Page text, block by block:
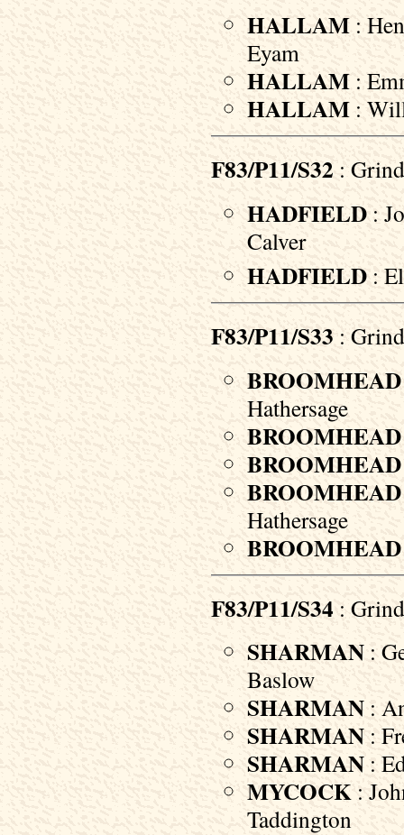
HALLAM :
Eyam
HALLAM :
HALLAM :
F83/P11/S32 :
HADFIELD :
Calver
HADFIELD :
F83/P11/S33 :
BROOMHEAD
Hathersage
BROOMHEAD
BROOMHEAD
BROOMHEAD
Hathersage
BROOMHEAD
F83/P11/S34 :
SHARMAN :
Baslow
SHARMAN :
SHARMAN :
SHARMAN :
MYCOCK :
Taddington